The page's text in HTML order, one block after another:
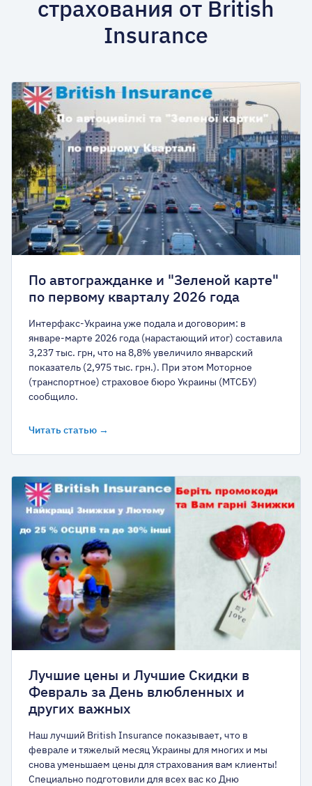
страхования от British
Insurance
По автогражданке и "Зеленой карте"
по первому кварталу 2026 года
Интерфакс-Украина уже подала и договорим: в
январе-марте 2026 года (нарастающий итог) составила
3,237 тыс. грн, что на 8,8% увеличило январский
показатель (2,975 тыс. грн.). При этом Моторное
(транспортное) страховое бюро Украины (МТСБУ)
сообщило.
Читать статью →
Лучшие цены и Лучшие Скидки в
Февраль за День влюбленных и
других важных
Наш лучший British Insurance показывает, что в
феврале и тяжелый месяц Украины для многих и мы
снова уменьшаем цены для страхования вам клиенты!
Специально подготовили для всех вас ко Дню